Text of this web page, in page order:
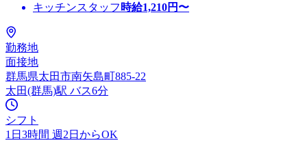
キッチンスタッフ 時給1,210円〜
勤務地
面接地
群馬県太田市南矢島町885-22
太田(群馬)駅 バス6分
シフト
1日3時間 週2日からOK